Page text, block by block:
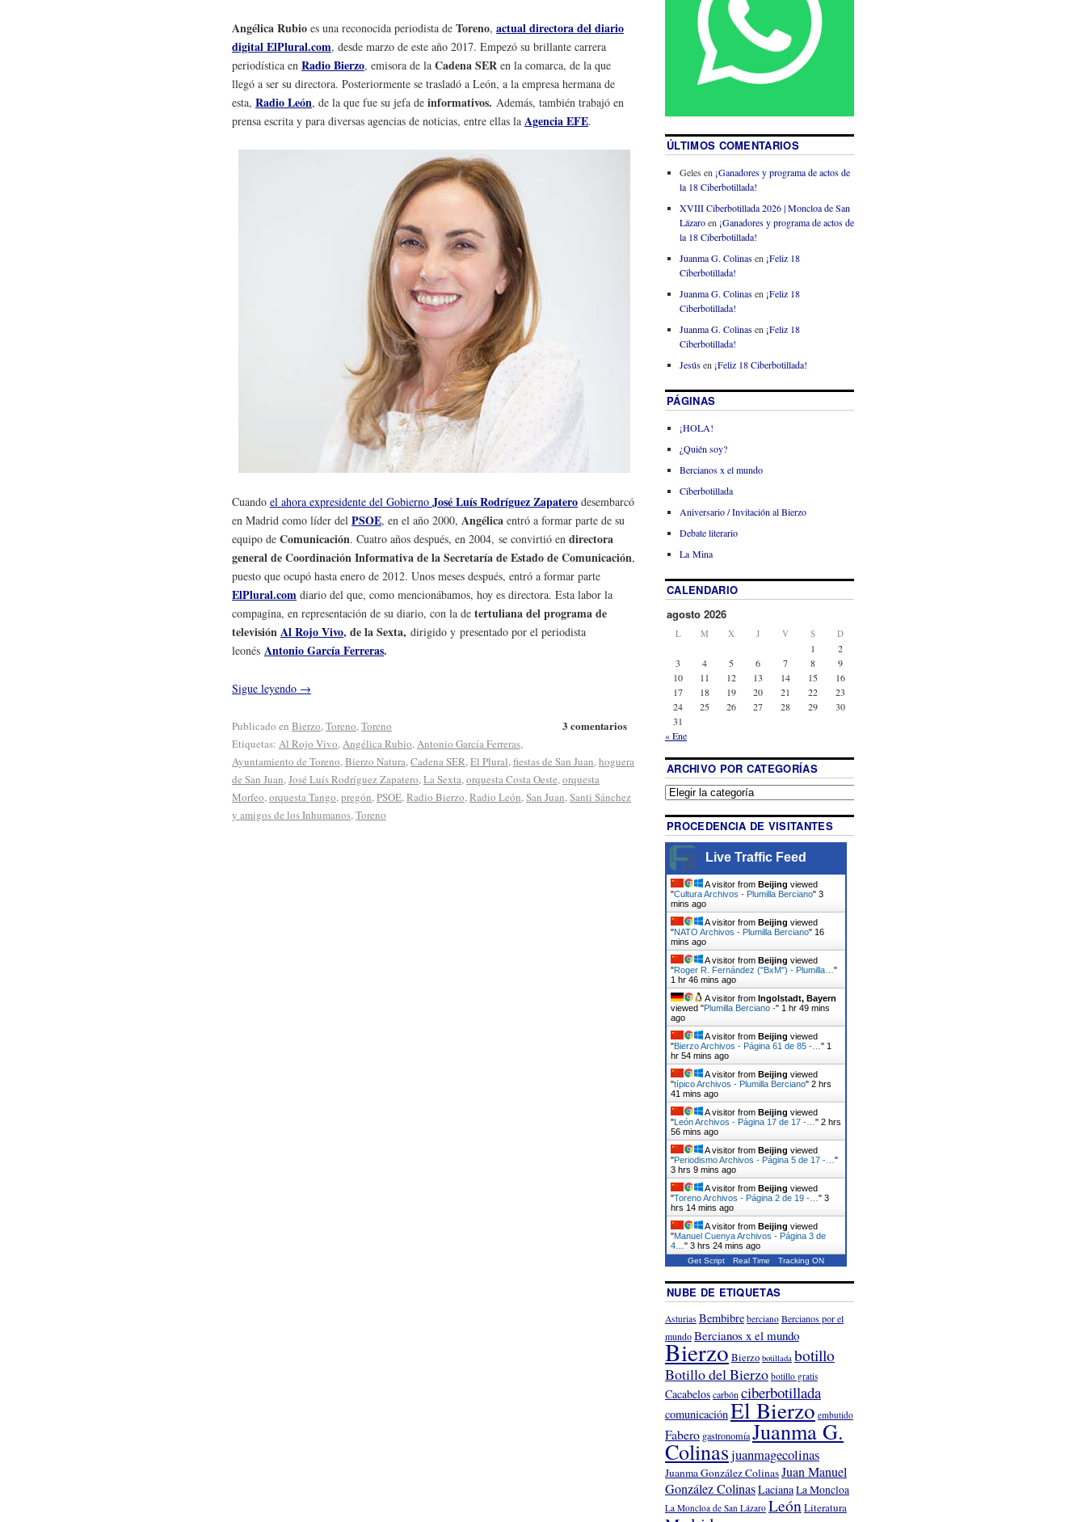
Angélica Rubio es una reconocida periodista de Toreno, actual directora del diario
digital ElPlural.com, desde marzo de este año 2017. Empezó su brillante carrera
periodística en Radio Bierzo, emisora de la Cadena SER en la comarca, de la que
llegó a ser su directora. Posteriormente se trasladó a León, a la empresa hermana de
esta, Radio León, de la que fue su jefa de informativos. Además, también trabajó en
prensa escrita y para diversas agencias de noticias, entre ellas la Agencia EFE.
Cuando el ahora expresidente del Gobierno José Luís Rodríguez Zapatero desembarcó
en Madrid como líder del PSOE, en el año 2000, Angélica entró a formar parte de su
equipo de Comunicación. Cuatro años después, en 2004, se convirtió en directora
general de Coordinación Informativa de la Secretaría de Estado de Comunicación,
puesto que ocupó hasta enero de 2012. Unos meses después, entró a formar parte
ElPlural.com diario del que, como mencionábamos, hoy es directora. Esta labor la
compagina, en representación de su diario, con la de tertuliana del programa de
televisiónAl Rojo Vivo, de la Sexta, dirigido y presentado por el periodista
leonés Antonio García Ferreras.
Sigue leyendo →
3 comentarios
Publicado en Bierzo, Toreno, Toreno
Etiquetas: Al Rojo Vivo, Angélica Rubio, Antonio García Ferreras,
Ayuntamiento de Toreno, Bierzo Natura, Cadena SER, El Plural, fiestas de San Juan, hoguera
de San Juan, José Luís Rodríguez Zapatero, La Sexta, orquesta Costa Oeste, orquesta
Morfeo, orquesta Tango, pregón, PSOE, Radio Bierzo, Radio León, San Juan, Santi Sánchez
y amigos de los Inhumanos, Toreno
ÚLTIMOS COMENTARIOS
Geles en ¡Ganadores y programa de actos de
la 18 Ciberbotillada!
XVIII Ciberbotillada 2026 | Moncloa de San
Lázaroen ¡Ganadores y programa de actos de
la 18 Ciberbotillada!
Juanma G. Colinasen ¡Feliz 18
Ciberbotillada!
Juanma G. Colinasen ¡Feliz 18
Ciberbotillada!
Juanma G. Colinasen ¡Feliz 18
Ciberbotillada!
Jesúsen ¡Feliz 18 Ciberbotillada!
PÁGINAS
¡HOLA!
¿Quién soy?
Bercianos x el mundo
Ciberbotillada
Aniversario / Invitación al Bierzo
Debate literario
La Mina
CALENDARIO
agosto 2026
L M X J V S D
1
2
3
4 5 6 7 8
9
10
11 12 13 14 15
16
17
18 19 20 21 22
23
24
25 26 27 28 29
30
31
« Ene
ARCHIVO POR CATEGORÍAS
PROCEDENCIA DE VISITANTES
Live Traffic Feed
A visitor from Beijing viewed
"Cultura Archivos - Plumilla Berciano" 3
mins ago
A visitor from Beijing viewed
"NATO Archivos - Plumilla Berciano" 16
mins ago
A visitor from Beijing viewed
"Roger R. Fernández ("BxM") - Plumilla… "
1 hr 46 mins ago
A visitor from Ingolstadt, Bayern
viewed "Plumilla Berciano -" 1 hr 49 mins
ago
A visitor from Beijing viewed
"Bierzo Archivos - Página 61 de 85 -… " 1
hr 54 mins ago
A visitor from Beijing viewed
"típico Archivos - Plumilla Berciano" 2 hrs
41 mins ago
A visitor from Beijing viewed
"León Archivos - Página 17 de 17 -… " 2 hrs
56 mins ago
A visitor from Beijing viewed
"Periodismo Archivos - Página 5 de 17 -… "
3 hrs 9 mins ago
A visitor from Beijing viewed
"Toreno Archivos - Página 2 de 19 -… " 3
hrs 14 mins ago
A visitor from Beijing viewed
"Manuel Cuenya Archivos - Página 3 de
4… " 3 hrs 24 mins ago
Get Script Real Time Tracking ON
NUBE DE ETIQUETAS
Asturias Bembibre berciano Bercianos por el
mundoBercianos x el mundo
BierzoBierzo botillada botillo
Botillo del Bierzo botillo gratis
Cacabeloscarbón ciberbotillada
comunicaciónEl Bierzo embutido
Fabero gastronomíaJuanma G.
Colinasjuanmagecolinas
Juanma González ColinasJuan Manuel
González ColinasLacianaLa Moncloa
La Moncloa de San Lázaro LeónLiteratura